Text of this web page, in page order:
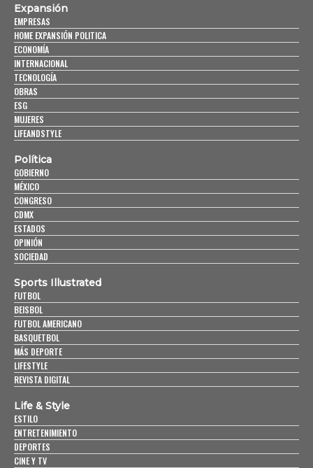
Expansión
EMPRESAS
HOME EXPANSIÓN POLITICA
ECONOMÍA
INTERNACIONAL
TECNOLOGÍA
OBRAS
ESG
MUJERES
LIFEANDSTYLE
Política
GOBIERNO
MÉXICO
CONGRESO
CDMX
ESTADOS
OPINIÓN
SOCIEDAD
Sports Illustrated
FUTBOL
BEISBOL
FUTBOL AMERICANO
BASQUETBOL
MÁS DEPORTE
LIFESTYLE
REVISTA DIGITAL
Life & Style
ESTILO
ENTRETENIMIENTO
DEPORTES
CINE Y TV